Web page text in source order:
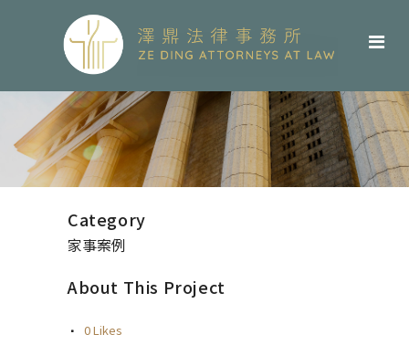
Category
家事案例
About This Project
0Likes